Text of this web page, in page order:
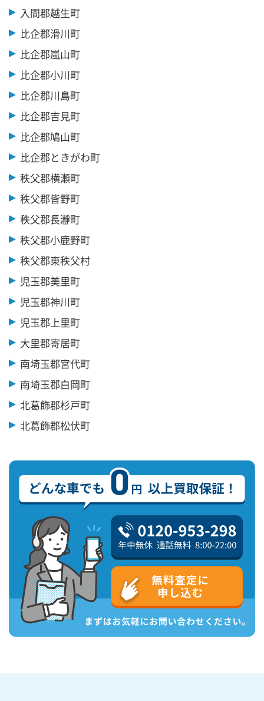
入間郡越生町
比企郡滑川町
比企郡嵐山町
比企郡小川町
比企郡川島町
比企郡吉見町
比企郡鳩山町
比企郡ときがわ町
秩父郡横瀬町
秩父郡皆野町
秩父郡長瀞町
秩父郡小鹿野町
秩父郡東秩父村
児玉郡美里町
児玉郡神川町
児玉郡上里町
大里郡寄居町
南埼玉郡宮代町
南埼玉郡白岡町
北葛飾郡杉戸町
北葛飾郡松伏町